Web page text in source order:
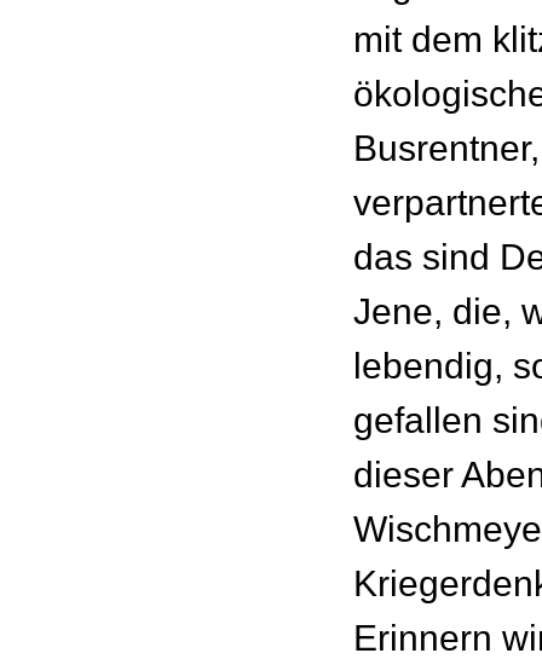
mit dem
das sind
Jene, die,
lebendig,
gefallen
dieser
Erinnern